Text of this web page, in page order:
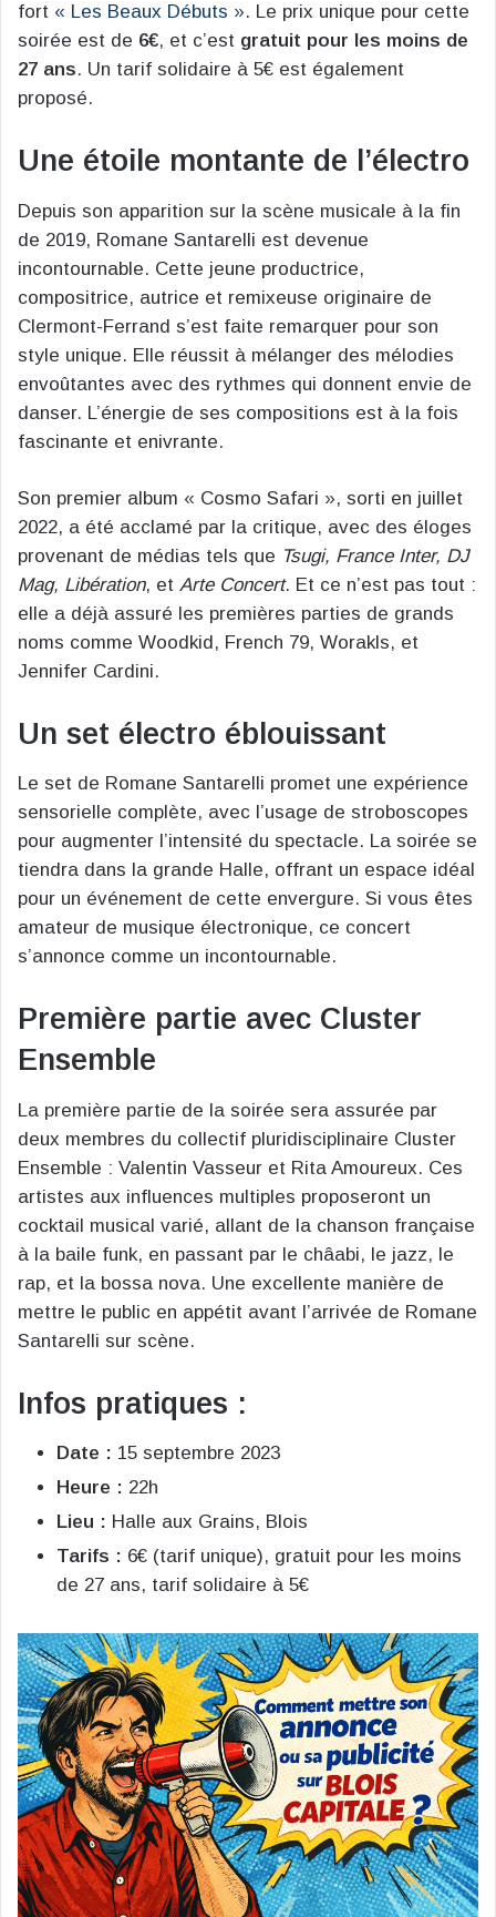
fort « Les Beaux Débuts ». Le prix unique pour cette
soirée est de 6€, et c’est gratuit pour les moins de
27 ans. Un tarif solidaire à 5€ est également
proposé.
Une étoile montante de l’électro
Depuis son apparition sur la scène musicale à la fin
de 2019, Romane Santarelli est devenue
incontournable. Cette jeune productrice,
compositrice, autrice et remixeuse originaire de
Clermont-Ferrand s’est faite remarquer pour son
style unique. Elle réussit à mélanger des mélodies
envoûtantes avec des rythmes qui donnent envie de
danser. L’énergie de ses compositions est à la fois
fascinante et enivrante.
Son premier album « Cosmo Safari », sorti en juillet
2022, a été acclamé par la critique, avec des éloges
provenant de médias tels que Tsugi, France Inter, DJ
Mag, Libération, et Arte Concert. Et ce n’est pas tout :
elle a déjà assuré les premières parties de grands
noms comme Woodkid, French 79, Worakls, et
Jennifer Cardini.
Un set électro éblouissant
Le set de Romane Santarelli promet une expérience
sensorielle complète, avec l’usage de stroboscopes
pour augmenter l’intensité du spectacle. La soirée se
tiendra dans la grande Halle, offrant un espace idéal
pour un événement de cette envergure. Si vous êtes
amateur de musique électronique, ce concert
s’annonce comme un incontournable.
Première partie avec Cluster
Ensemble
La première partie de la soirée sera assurée par
deux membres du collectif pluridisciplinaire Cluster
Ensemble : Valentin Vasseur et Rita Amoureux. Ces
artistes aux influences multiples proposeront un
cocktail musical varié, allant de la chanson française
à la baile funk, en passant par le châabi, le jazz, le
rap, et la bossa nova. Une excellente manière de
mettre le public en appétit avant l’arrivée de Romane
Santarelli sur scène.
Infos pratiques :
Date : 15 septembre 2023
Heure : 22h
Lieu : Halle aux Grains, Blois
Tarifs : 6€ (tarif unique), gratuit pour les moins
de 27 ans, tarif solidaire à 5€